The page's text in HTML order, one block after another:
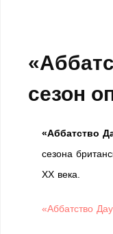
сезон
«Аббатство
сезона
XX века.
«Аббатство